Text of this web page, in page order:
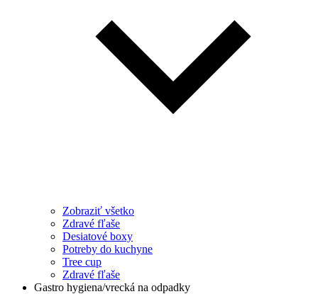
Zobraziť všetko
Zdravé fľaše
Desiatové boxy
Potreby do kuchyne
Tree cup
Zdravé fľaše
Gastro hygiena/vrecká na odpadky